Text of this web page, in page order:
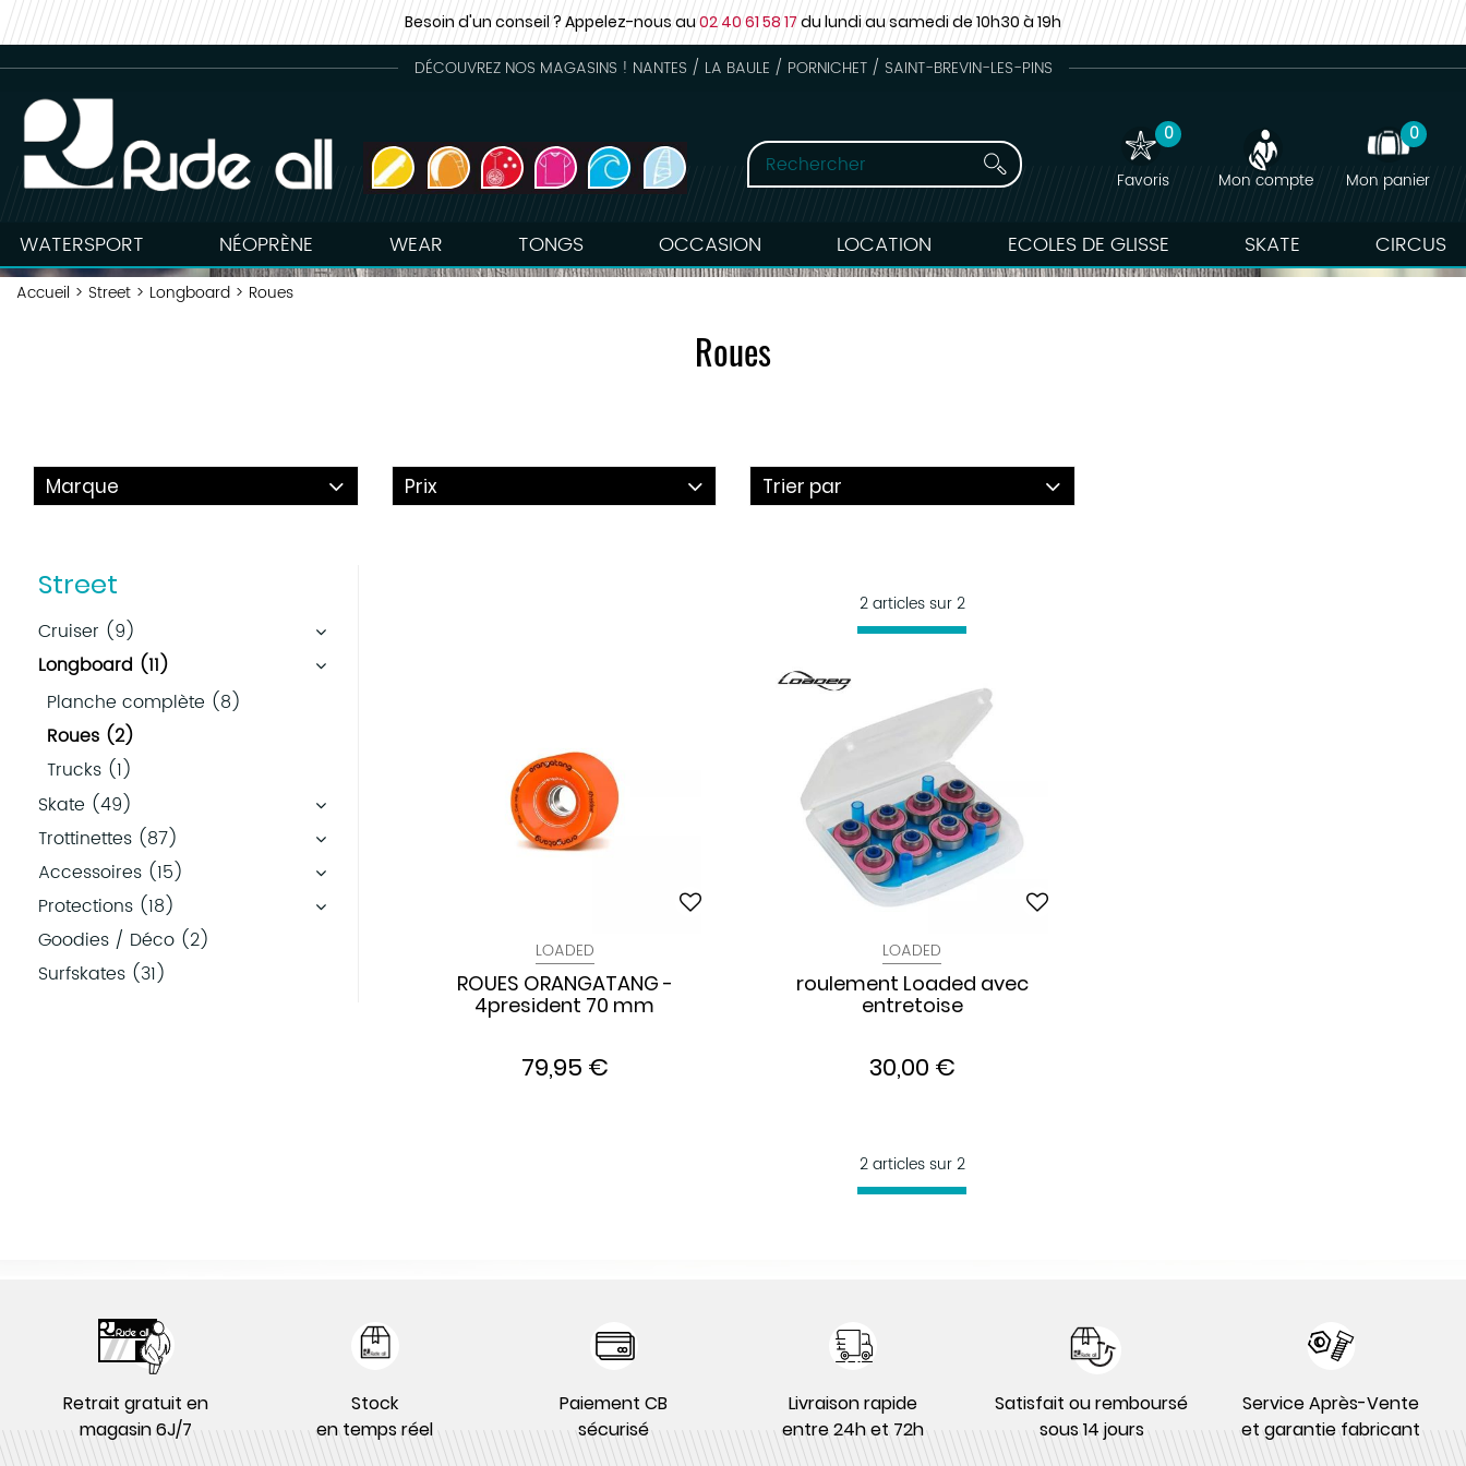
Besoin d'un conseil ? Appelez-nous au02 40 61 58 17 du lundi au samedide 10h30 à 19h
DÉCOUVREZ NOS MAGASINS ! NANTES / LA BAULE / PORNICHET / SAINT-BREVIN-LES-PINS
0
Favoris
Mon compte
0
Mon panier
WATERSPORT NÉOPRÈNE WEAR TONGS OCCASION LOCATION ECOLES DE GLISSE SKATE CIRCUS
Accueil > Street > Longboard > Roues
Roues
Marque Prix Trier par
Street
Cruiser (9)
Longboard (11)
Planche complète (8)
Roues (2)
Trucks (1)
Skate (49)
Trottinettes (87)
Accessoires (15)
Protections (18)
Goodies / Déco (2)
Surfskates (31)
2 articles sur2
LOADED
ROUES ORANGATANG -
4president 70 mm
79,95 €
LOADED
roulement Loaded avec
entretoise
30,00 €
2 articles sur2
Retrait gratuit en
magasin 6J/7
Stock
en temps réel
Paiement CB
sécurisé
Livraison rapide
entre 24h et 72h
Satisfait ou remboursé
sous 14 jours
Service Après-Vente
et garantie fabricant